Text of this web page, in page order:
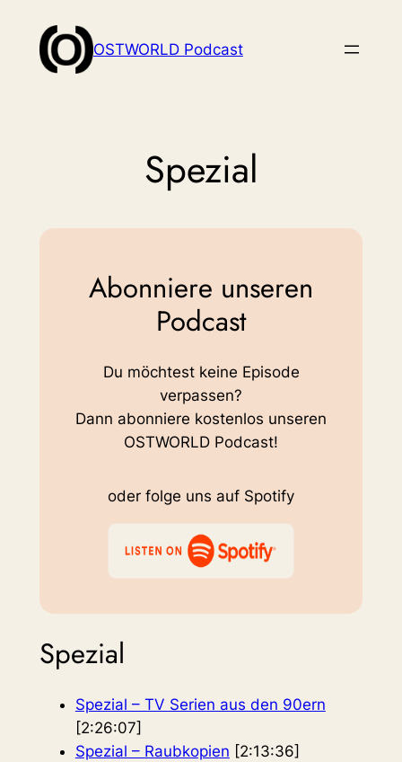
Inhalt
springen
OSTWORLD Podcast
Spezial
Abonniere unseren
Podcast
Du möchtest keine Episode
verpassen?
Dann abonniere kostenlos unseren
OSTWORLD Podcast!
oder folge uns auf Spotify
Spezial
Spezial – TV Serien aus den 90ern
[2:26:07]
Spezial – Raubkopien [2:13:36]